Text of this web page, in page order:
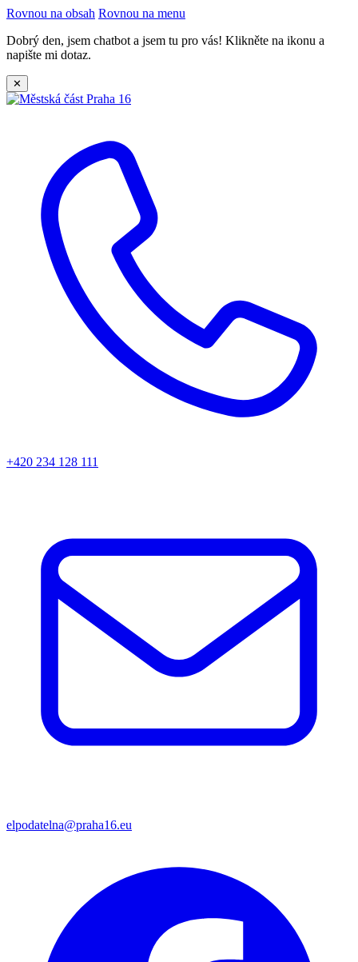
Rovnou na obsah Rovnou na menu
Dobrý den, jsem chatbot a jsem tu pro vás! Klikněte na ikonu a
napište mi dotaz.
✕
+420 234 128 111
elpodatelna@praha16.eu